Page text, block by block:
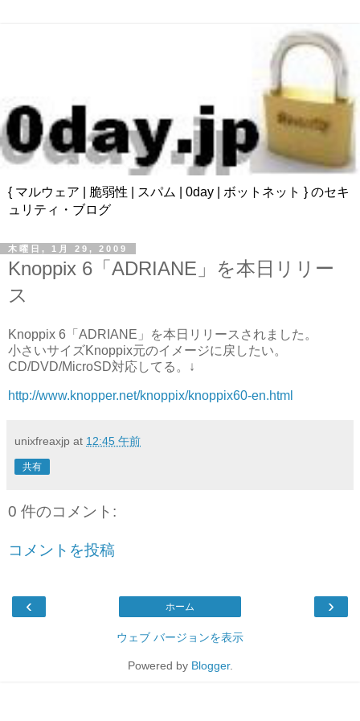
{ マルウェア | 脆弱性 | スパム | 0day | ボットネット } のセキ
ュリティ・ブログ
木曜日, 1月 29, 2009
Knoppix 6「ADRIANE」を本日リリー
ス
Knoppix 6「ADRIANE」を本日リリースされました。
小さいサイズKnoppix元のイメージに戻したい。
CD/DVD/MicroSD対応してる。↓
http://www.knopper.net/knoppix/knoppix60-en.html
unixfreaxjp at 12:45 午前
共有
0 件のコメント:
コメントを投稿
‹ ›
ホーム
ウェブ バージョンを表示
Powered by Blogger.